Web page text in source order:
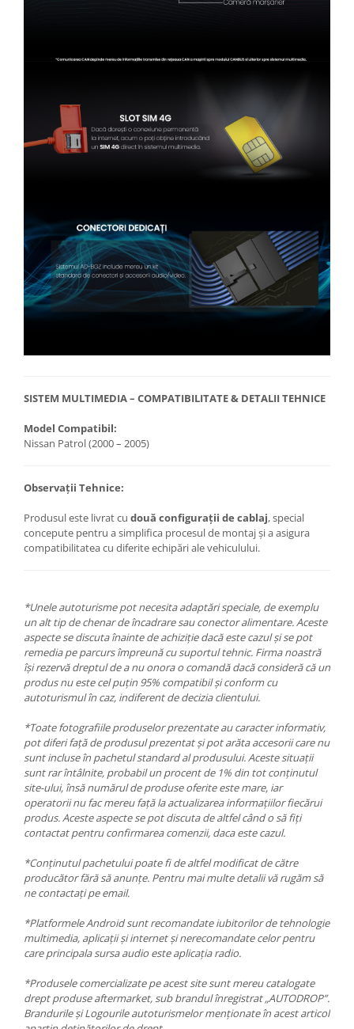
SISTEM MULTIMEDIA – COMPATIBILITATE & DETALII TEHNICE
Model Compatibil:
Nissan Patrol (2000 – 2005)
Observații Tehnice:
Produsul este livrat cu două configurații de cablaj, special
concepute pentru a simplifica procesul de montaj și a asigura
compatibilitatea cu diferite echipări ale vehiculului.
*Unele autoturisme pot necesita adaptări speciale, de exemplu
un alt tip de chenar de încadrare sau conector alimentare. Aceste
aspecte se discuta înainte de achiziție dacă este cazul și se pot
remedia pe parcurs împreună cu suportul tehnic. Firma noastră
își rezervă dreptul de a nu onora o comandă dacă consideră că un
produs nu este cel puțin 95% compatibil și conform cu
autoturismul în caz, indiferent de decizia clientului.
*Toate fotografiile produselor prezentate au caracter informativ,
pot diferi față de produsul prezentat și pot arăta accesorii care nu
sunt incluse în pachetul standard al produsului. Aceste situații
sunt rar întâlnite, probabil un procent de 1% din tot conținutul
site-ului, însă numărul de produse oferite este mare, iar
operatorii nu fac mereu față la actualizarea informațiilor fiecărui
produs. Aceste aspecte se pot discuta de altfel când o să fiți
contactat pentru confirmarea comenzii, daca este cazul.
*Conținutul pachetului poate fi de altfel modificat de către
producător fără să anunțe. Pentru mai multe detalii vă rugăm să
ne contactați pe email.
*Platformele Android sunt recomandate iubitorilor de tehnologie
multimedia, aplicații și internet și nerecomandate celor pentru
care principala sursa audio este aplicația radio.
*Produsele comercializate pe acest site sunt mereu catalogate
drept produse aftermarket, sub brandul înregistrat „AUTODROP”.
Brandurile și Logourile autoturismelor menționate în acest articol